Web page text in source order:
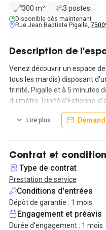
300 m² 3 postes
Disponible dès maintenant
Rue Jean Baptiste Pigalle,
Description de
Venez découvrir un espace
tous les mardis) disposant
trinité, Pigalle et à 5 minutes
du métro Trinité d'Estienne-
du métro St Georges et du
placards), vous aurez accès
équipée avec un micro-ondes
vous pourrez prendre vos
(machine à café, fontaine à
plus, une hôtesse d'accueil
9h à 17h pour accueillir vos
Toutes les charges sont
Lire plus
Contrat et
Type de contrat
Prestation de service
Conditions d'entrées
Dépôt de garantie : 1 mois
Engagement et préavis
Durée d'engagement : 1 mois